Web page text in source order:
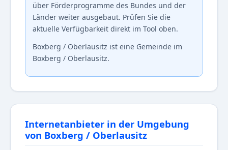
über Förderprogramme des Bundes und der
Länder weiter ausgebaut. Prüfen Sie die
aktuelle Verfügbarkeit direkt im Tool oben.
Boxberg / Oberlausitz ist eine Gemeinde im
Boxberg / Oberlausitz.
Internetanbieter in der Umgebung
von Boxberg / Oberlausitz